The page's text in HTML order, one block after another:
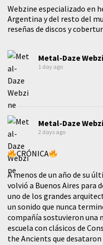
Webzine especializado en
Argentina y del resto del
reseñas de discos y
Metal-Daze
1 day ago
Metal-Daze
2 days ago
CRÓNICA
A menos de un año de su
volvió a Buenos Aires para
uno de los grandes
un sonido que nunca
compañía sostuvieron una
escuela con clásicos de
the Ancients que